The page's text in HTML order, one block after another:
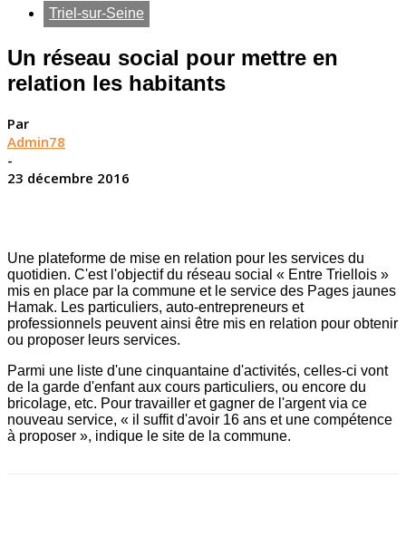
Triel-sur-Seine
Un réseau social pour mettre en
relation les habitants
Par
Admin78
-
23 décembre 2016
Une plateforme de mise en relation pour les services du
quotidien. C'est l'objectif du réseau social « Entre Triellois »
mis en place par la commune et le service des Pages jaunes
Hamak. Les particuliers, auto-entrepreneurs et
professionnels peuvent ainsi être mis en relation pour obtenir
ou proposer leurs services.
Parmi une liste d'une cinquantaine d'activités, celles-ci vont
de la garde d'enfant aux cours particuliers, ou encore du
bricolage, etc. Pour travailler et gagner de l'argent via ce
nouveau service, « il suffit d'avoir 16 ans et une compétence
à proposer », indique le site de la commune.